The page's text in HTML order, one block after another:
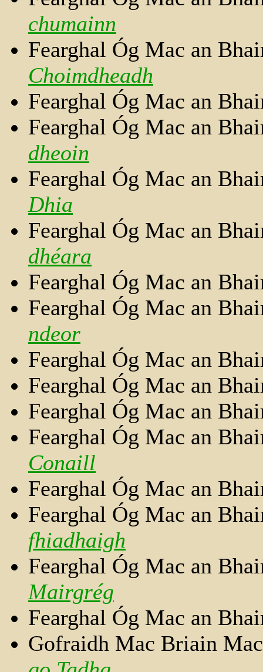
chumainn
Fearghal Óg Mac an
Choimdheadh
Fearghal Óg Mac an
Fearghal Óg Mac an
dheoin
Fearghal Óg Mac an
Dhia
Fearghal Óg Mac an
dhéara
Fearghal Óg Mac an
Fearghal Óg Mac an
ndeor
Fearghal Óg Mac an
Fearghal Óg Mac an
Fearghal Óg Mac an
Fearghal Óg Mac an
Conaill
Fearghal Óg Mac an
Fearghal Óg Mac an
fhiadhaigh
Fearghal Óg Mac an
Mairgrég
Fearghal Óg Mac an
Gofraidh Mac Briain